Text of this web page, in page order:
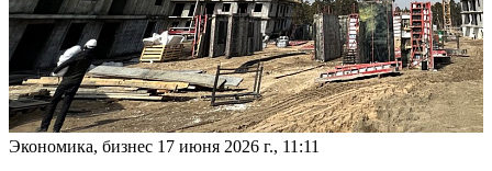
Экономика, бизнес 17 июня 2026 г., 11:11